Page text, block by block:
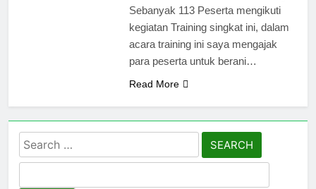
Sebanyak 113 Peserta mengikuti
kegiatan Training singkat ini, dalam
acara training ini saya mengajak
para peserta untuk berani…
Read More
Search
for: